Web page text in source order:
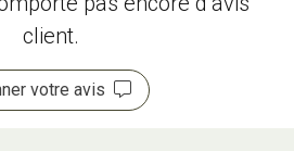
client.
votre avis